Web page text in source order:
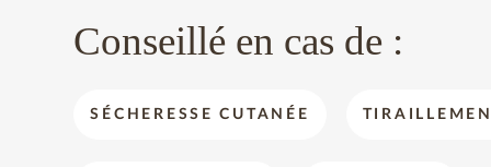
Conseillé en cas de :
SÉCHERESSE CUTANÉE